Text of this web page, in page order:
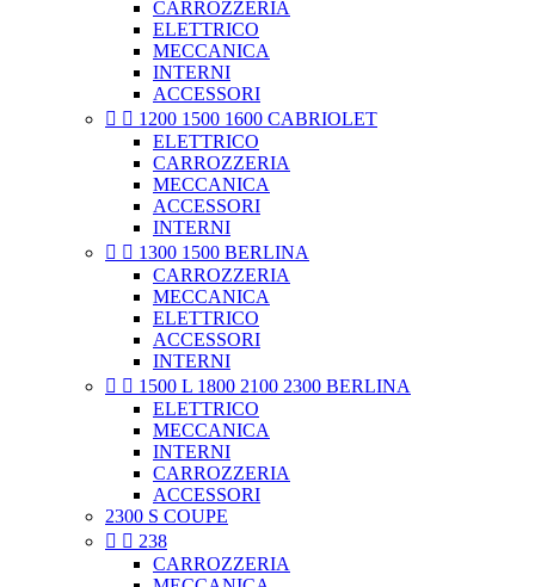
CARROZZERIA
ELETTRICO
MECCANICA
INTERNI
ACCESSORI
  1200 1500 1600 CABRIOLET
ELETTRICO
CARROZZERIA
MECCANICA
ACCESSORI
INTERNI
  1300 1500 BERLINA
CARROZZERIA
MECCANICA
ELETTRICO
ACCESSORI
INTERNI
  1500 L 1800 2100 2300 BERLINA
ELETTRICO
MECCANICA
INTERNI
CARROZZERIA
ACCESSORI
2300 S COUPE
  238
CARROZZERIA